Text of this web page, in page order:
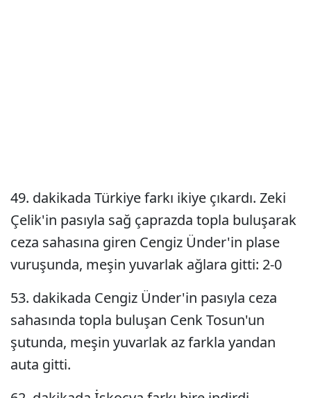
49. dakikada Türkiye farkı ikiye çıkardı. Zeki
Çelik'in pasıyla sağ çaprazda topla buluşarak
ceza sahasına giren Cengiz Ünder'in plase
vuruşunda, meşin yuvarlak ağlara gitti: 2-0
53. dakikada Cengiz Ünder'in pasıyla ceza
sahasında topla buluşan Cenk Tosun'un
şutunda, meşin yuvarlak az farkla yandan
auta gitti.